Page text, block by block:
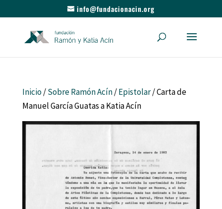
info@fundacionacin.org
Inicio/Sobre Ramón Acín/Epistolar/ Carta de
Manuel García Guatas a Katia Acín